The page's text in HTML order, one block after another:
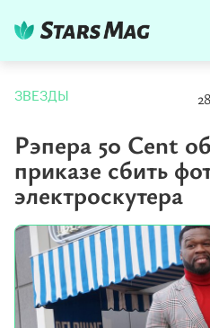
ЗВЕЗДЫ
Рэпера 50 Cent
приказе сбить
электроскутера